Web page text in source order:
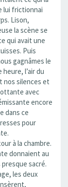
lui frictionnai
Lison,
la scène se
qui avait une
Puis
gagnâmes le
l’air du
nos silences et
avec
encore
dans ce
pour
à la chambre.
donnaient au
sacré.
les deux